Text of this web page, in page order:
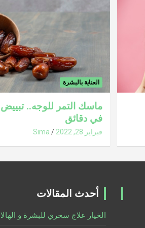
العناية بالبشرة
ماسك التمر للوجه..
في دقائق
فبراير 28, 2022 Sima
أحدث المقالات
الخيار علاج سحري للبشرة و